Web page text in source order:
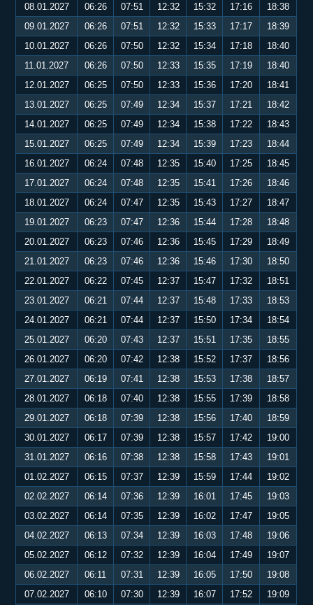
08.01.2027
06:26 07:51 12:32 15:32 17:16
18:38
09.01.2027
06:26 07:51 12:32 15:33 17:17
18:39
10.01.2027
06:26 07:50 12:32 15:34 17:18
18:40
11.01.2027
06:26 07:50 12:33 15:35 17:19
18:40
12.01.2027
06:25 07:50 12:33 15:36 17:20
18:41
13.01.2027
06:25 07:49 12:34 15:37 17:21
18:42
14.01.2027
06:25 07:49 12:34 15:38 17:22
18:43
15.01.2027
06:25 07:49 12:34 15:39 17:23
18:44
16.01.2027
06:24 07:48 12:35 15:40 17:25
18:45
17.01.2027
06:24 07:48 12:35 15:41 17:26
18:46
18.01.2027
06:24 07:47 12:35 15:43 17:27
18:47
19.01.2027
06:23 07:47 12:36 15:44 17:28
18:48
20.01.2027
06:23 07:46 12:36 15:45 17:29
18:49
21.01.2027
06:23 07:46 12:36 15:46 17:30
18:50
22.01.2027
06:22 07:45 12:37 15:47 17:32
18:51
23.01.2027
06:21 07:44 12:37 15:48 17:33
18:53
24.01.2027
06:21 07:44 12:37 15:50 17:34
18:54
25.01.2027
06:20 07:43 12:37 15:51 17:35
18:55
26.01.2027
06:20 07:42 12:38 15:52 17:37
18:56
27.01.2027
06:19 07:41 12:38 15:53 17:38
18:57
28.01.2027
06:18 07:40 12:38 15:55 17:39
18:58
29.01.2027
06:18 07:39 12:38 15:56 17:40
18:59
30.01.2027
06:17 07:39 12:38 15:57 17:42
19:00
31.01.2027
06:16 07:38 12:38 15:58 17:43
19:01
01.02.2027
06:15 07:37 12:39 15:59 17:44
19:02
02.02.2027
06:14 07:36 12:39 16:01 17:45
19:03
03.02.2027
06:14 07:35 12:39 16:02 17:47
19:05
04.02.2027
06:13 07:34 12:39 16:03 17:48
19:06
05.02.2027
06:12 07:32 12:39 16:04 17:49
19:07
06.02.2027
06:11 07:31 12:39 16:05 17:50
19:08
07.02.2027
06:10 07:30 12:39 16:07 17:52
19:09